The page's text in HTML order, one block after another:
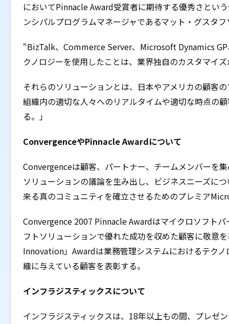
においてPinnacle Award受賞者に期待する優秀さとい
ンシパルプログラムマネージャであるマット・グスタ
“BizTalk、Commerce Server、Microsoft Dynamics
クノロジーを使用したことは、業界独自のカスタマイ
それらのソリューションとは、日本やアメリカの顧客
組織内の適切な人々へのリアルタイムや適切な時点の
る。」
ConvergenceやPinnacle Awardについて
Convergenceは顧客、パートナー、チームメンバーを
ソリューションの議論を生み出し、ビジネスニーズに
来る真のコミュニティを確立させるためのプレミア
Convergence 2007 Pinnacle Awardはマイクロソフト
フトソリューションで優れた成功を収めた顧客に敬意
Innovation」Awardは業務管理システムにおけるテク
織に与えている顧客を表彰する。
インフラジスティックスについて
インフラジスティックスは、18年以上もの間、プレゼ